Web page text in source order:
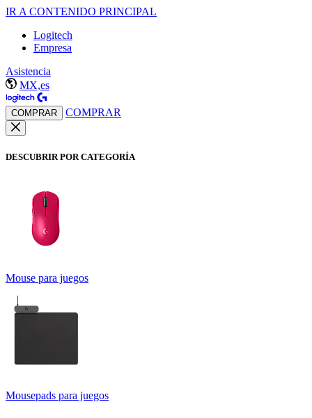
IR A CONTENIDO PRINCIPAL
Logitech
Empresa
Asistencia
MX,es
COMPRAR COMPRAR
DESCUBRIR POR CATEGORÍA
Mouse para juegos
Mousepads para juegos